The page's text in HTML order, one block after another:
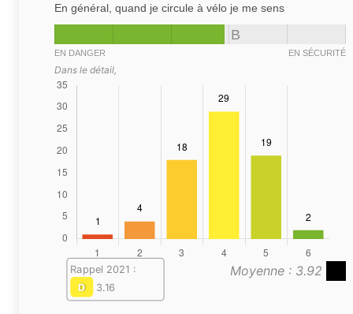
En général, quand je circule à vélo je me sens
B
EN DANGER EN SÉCURITÉ
Dans le détail,
Moyenne : 3.92
Rappel 2021 :
D
3.16